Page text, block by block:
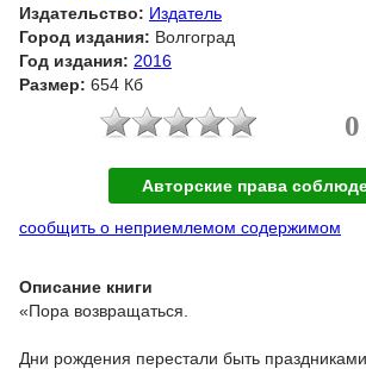
Издательство: Издатель
Город издания: Волгоград
Год издания: 2016
Размер: 654 Кб
0
Авторские права
сообщить о неприемлемом содержимом
Описание книги
«Пора возвращаться.
Дни рождения перестали быть